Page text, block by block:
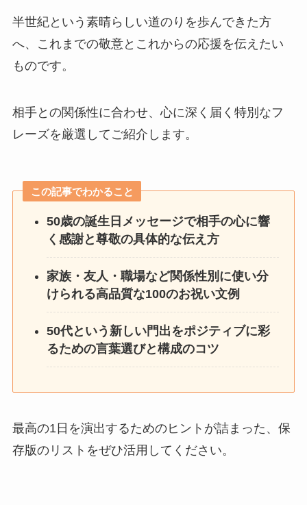
半世紀という素晴らしい道のりを歩んできた方
へ、これまでの敬意とこれからの応援を伝えたい
ものです。
相手との関係性に合わせ、心に深く届く特別なフ
レーズを厳選してご紹介します。
この記事でわかること
50歳の誕生日メッセージで相手の心に響
く感謝と尊敬の具体的な伝え方
家族・友人・職場など関係性別に使い分
けられる高品質な100のお祝い文例
50代という新しい門出をポジティブに彩
るための言葉選びと構成のコツ
最高の1日を演出するためのヒントが詰まった、保
存版のリストをぜひ活用してください。